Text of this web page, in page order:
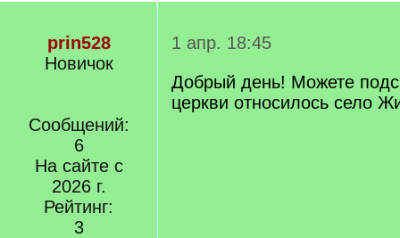
prin528
Новичок
Сообщений:
6
На сайте с
2026 г.
Рейтинг:
3
1 апр. 18:45
Добрый день! Можете
церкви относилось село